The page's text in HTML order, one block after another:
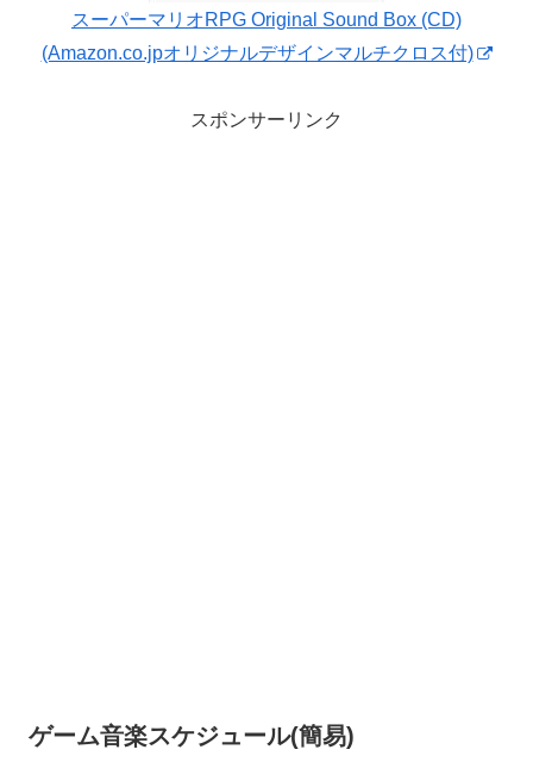
スーパーマリオRPG Original Sound Box (CD)
(Amazon.co.jpオリジナルデザインマルチクロス付)
スポンサーリンク
ゲーム音楽スケジュール(簡易)